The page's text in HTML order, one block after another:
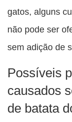
gatos, alguns
não pode ser
sem adição de
Possíveis
causados
de batata